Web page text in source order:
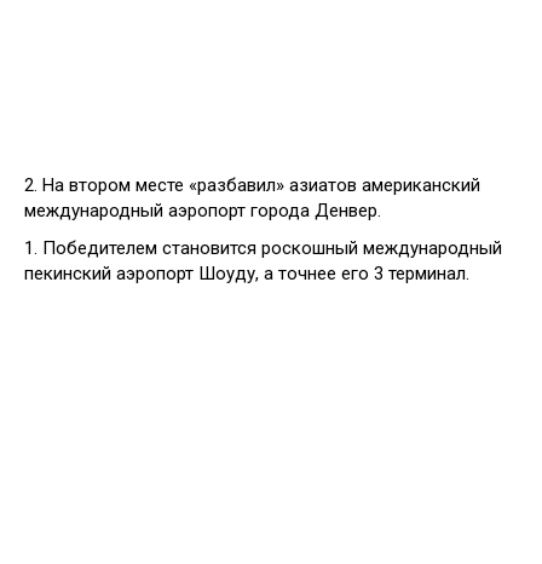
2. На втором месте «разбавил» азиатов американский
международный аэропорт города Денвер.
1. Победителем становится роскошный международный
пекинский аэропорт Шоуду, а точнее его 3 терминал.